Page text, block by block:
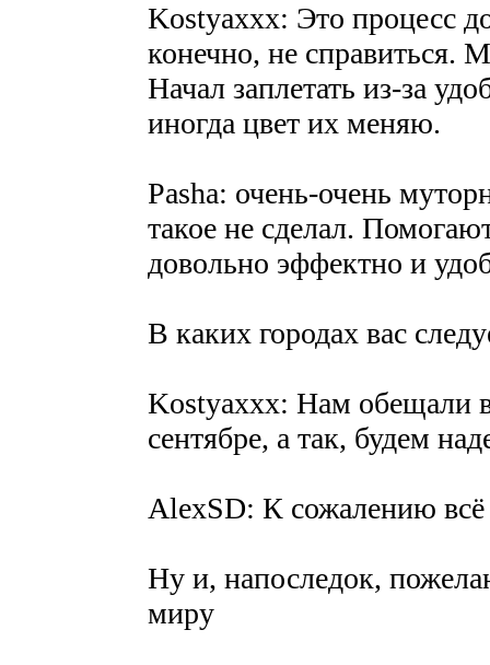
Kostyaxxx: Это процесс
конечно, не справиться.
Начал заплетать из-за
иногда цвет их меняю.
Pasha: очень-очень
такое не сделал.
довольно эффектно и
В каких городах вас
Kostyaxxx: Нам обещали
сентябре, а так, будем
AlexSD: К сожалению всё
Ну и, напоследок,
миру